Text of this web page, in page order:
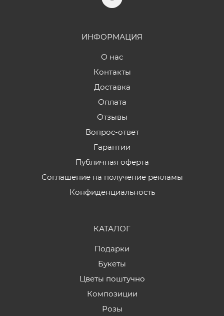
ИНФОРМАЦИЯ
О нас
Контакты
Доставка
Оплата
Отзывы
Вопрос-ответ
Гарантии
Публичная оферта
Соглашение на получение рекламы
Конфиденциальность
КАТАЛОГ
Подарки
Букеты
Цветы поштучно
Композиции
Розы